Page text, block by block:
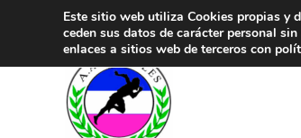
contenido
Este sitio web utiliza Cookies propias y
ceden sus datos de carácter personal sin
enlaces a sitios web de terceros con